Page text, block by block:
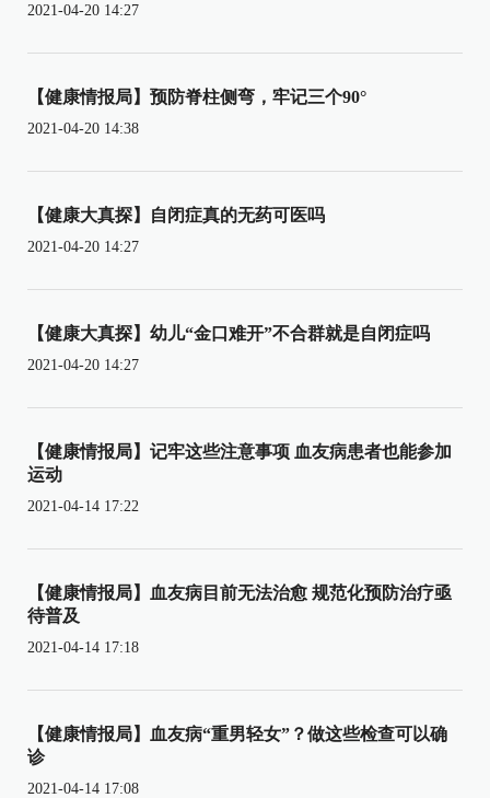
2021-04-20 14:27
【健康情报局】预防脊柱侧弯，牢记三个90°
2021-04-20 14:38
【健康大真探】自闭症真的无药可医吗
2021-04-20 14:27
【健康大真探】幼儿“金口难开”不合群就是自闭症吗
2021-04-20 14:27
【健康情报局】记牢这些注意事项 血友病患者也能参加
运动
2021-04-14 17:22
【健康情报局】血友病目前无法治愈 规范化预防治疗亟
待普及
2021-04-14 17:18
【健康情报局】血友病“重男轻女”？做这些检查可以确
诊
2021-04-14 17:08